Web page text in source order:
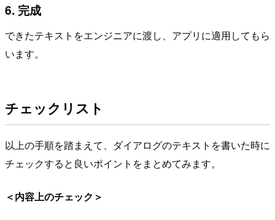
6. 完成
できたテキストをエンジニアに渡し、アプリに適用してもら
います。
チェックリスト
以上の手順を踏まえて、ダイアログのテキストを書いた時に
チェックすると良いポイントをまとめてみます。
＜内容上のチェック＞